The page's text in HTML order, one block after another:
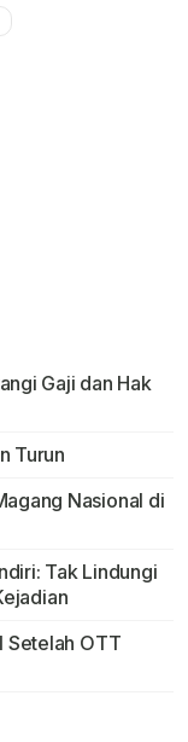
Gaji dan Hak
Turun
Nasional di
Tak Lindungi
Setelah OTT